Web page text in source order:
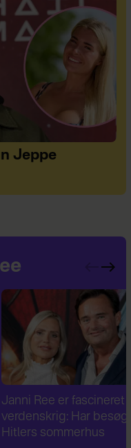
Jeppe
Janni Ree bryder
tavsheden: "Det er
fuldstændig absurd"